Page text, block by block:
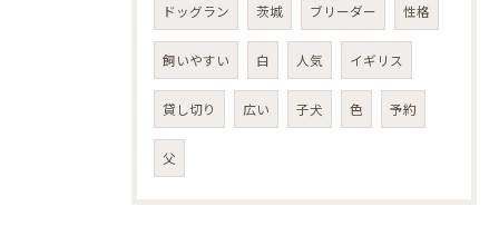
ドッグラン 茨城 ブリーダー 性格
飼いやすい 白 人気 イギリス
貸し切り 広い 子犬 色 予約
父